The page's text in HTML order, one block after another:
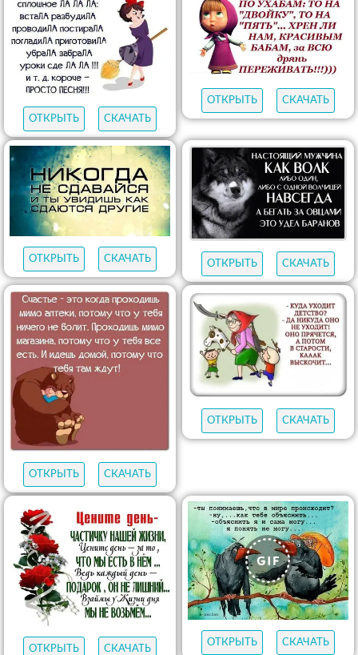
ОТКРЫТЬ СКАЧАТЬ
ОТКРЫТЬ СКАЧАТЬ
ОТКРЫТЬ СКАЧАТЬ ОТКРЫТЬ СКАЧАТЬ
ОТКРЫТЬ СКАЧАТЬ
ОТКРЫТЬ СКАЧАТЬ
ОТКРЫТЬ СКАЧАТЬ
ОТКРЫТЬ СКАЧАТЬ